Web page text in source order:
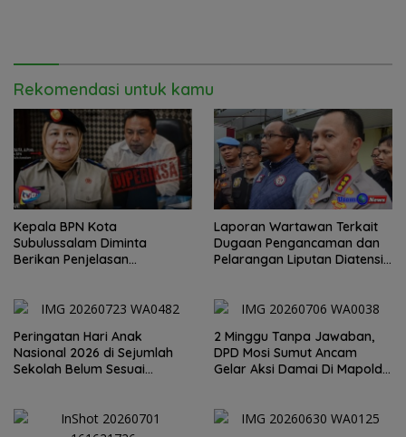
Rekomendasi untuk kamu
Kepala BPN Kota
Subulussalam Diminta
Berikan Penjelasan
Kepastian
Laporan Wartawan Terkait
Dugaan Pengancaman dan
Pelarangan Liputan Diatensi
Peringatan Hari Anak
Nasional 2026 di Sejumlah
Sekolah Belum Sesuai
2 Minggu Tanpa Jawaban,
DPD Mosi Sumut Ancam
Gelar Aksi Damai Di Mapolda
Sumut Irjen Whisnu